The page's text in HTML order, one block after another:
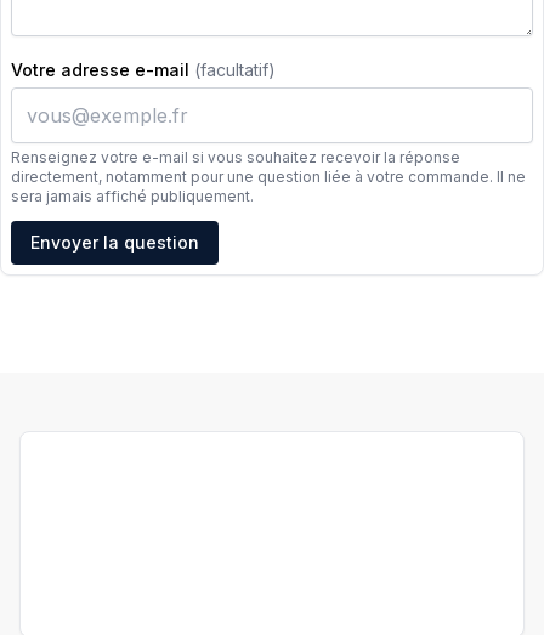
Votre adresse e-mail (facultatif)
Renseignez votre e-mail si vous souhaitez recevoir la réponse
directement, notamment pour une question liée à votre commande. Il ne
sera jamais affiché publiquement.
Adresse e-mail
Envoyer la question